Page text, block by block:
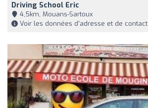
Driving School Eric
4,5km, Mouans-Sartoux
Voir les données d'adresse et de contact